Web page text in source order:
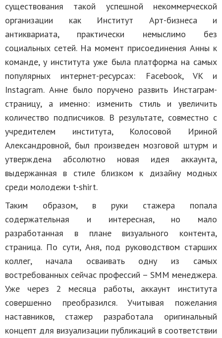
существования такой успешной некоммерческой
организации как Институт Арт-бизнеса и
антиквариата, практически немыслимо без
социальных сетей. На момент присоединения Анны к
команде, у института уже была платформа на самых
популярных интернет-ресурсах: Facebook, VK и
Instagram. Анне было поручено развить Инстаграм-
страницу, а именно: изменить стиль и увеличить
количество подписчиков. В результате, совместно с
учредителем института, Колосовой Ириной
Александровной, был произведен мозговой штурм и
утверждена абсолютно новая идея аккаунта,
выдержанная в стиле близком к дизайну модных
среди молодежи t-shirt.
Таким образом, в руки стажера попала
содержательная и интересная, но мало
разработанная в плане визуального контента,
страница. По сути, Аня, под руководством старших
коллег, начала осваивать одну из самых
востребованных сейчас профессий – SMM менеджера.
Уже через 2 месяца работы, аккаунт института
совершенно преобразился. Учитывая пожелания
наставников, стажер разработала оригинальный
концепт для визуализации публикаций в соответствии